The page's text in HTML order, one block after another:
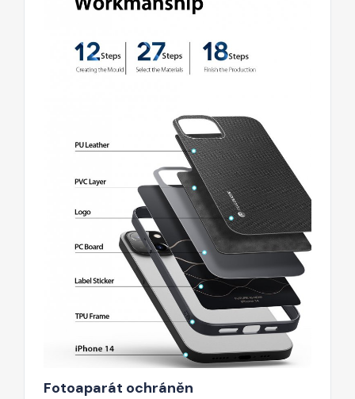
Fotoaparát ochráněn